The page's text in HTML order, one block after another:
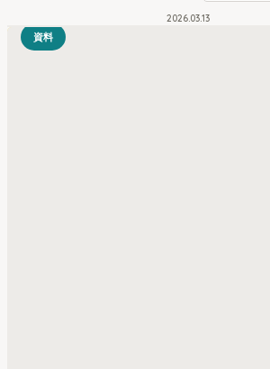
2026.0313
資料